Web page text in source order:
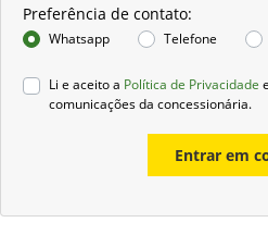
Preferência de contato:
Whatsapp Telefone
Li e aceito a Política de Privacidade
comunicações da concessionária.
Entrar em